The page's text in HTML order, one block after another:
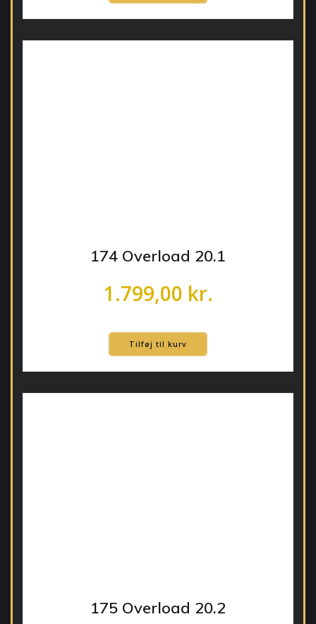
174 Overload 20.1
1.799,00 kr.
Tilføj til kurv
175 Overload 20.2